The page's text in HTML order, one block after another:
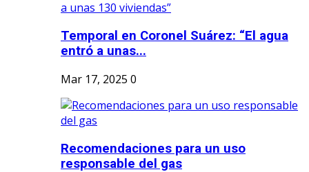
Temporal en Coronel Suárez: “El agua
entró a unas...
Mar 17, 2025 0
Recomendaciones para un uso
responsable del gas